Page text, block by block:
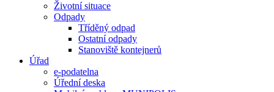
Životní situace
Odpady
Tříděný odpad
Ostatní odpady
Stanoviště kontejnerů
Úřad
e-podatelna
Úřední deska